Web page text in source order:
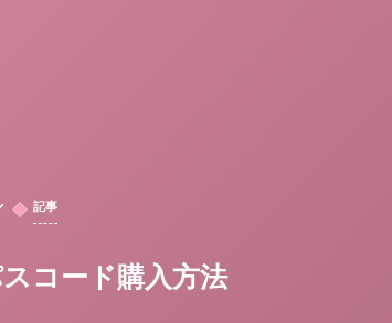
記事
コード購入方法